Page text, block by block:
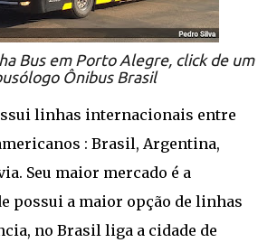
Bus em Porto Alegre, click de um
Ônibus Brasil
linhas internacionais entre
: Brasil, Argentina,
Seu maior mercado é a
possui a maior opção de linhas
no Brasil liga a cidade de